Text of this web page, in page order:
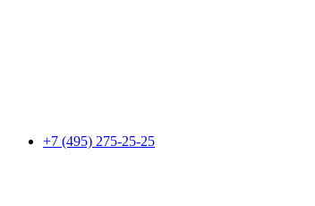
+7 (495) 275-25-25